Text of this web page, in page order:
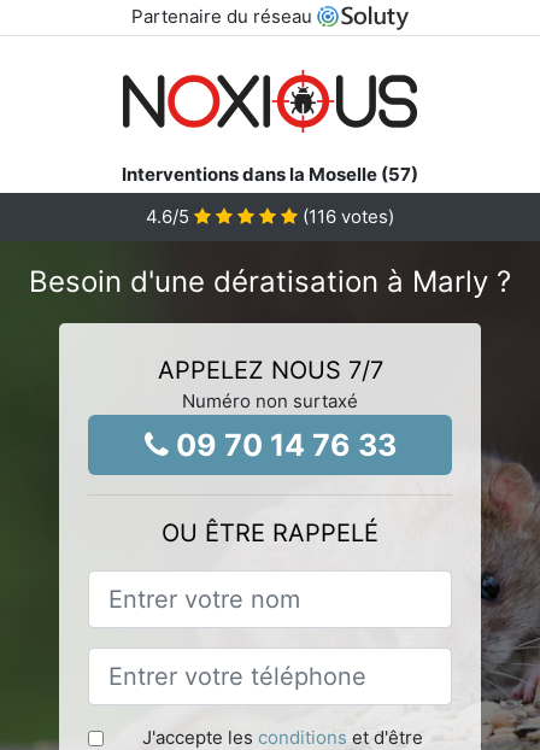
Partenaire du réseau
Interventions dans la Moselle (57)
4.6/5 (116 votes)
Besoin d'une dératisation à Marly ?
APPELEZ NOUS 7/7
Numéro non surtaxé
09 70 14 76 33
OU ÊTRE RAPPELÉ
J'accepte les conditions et d'être